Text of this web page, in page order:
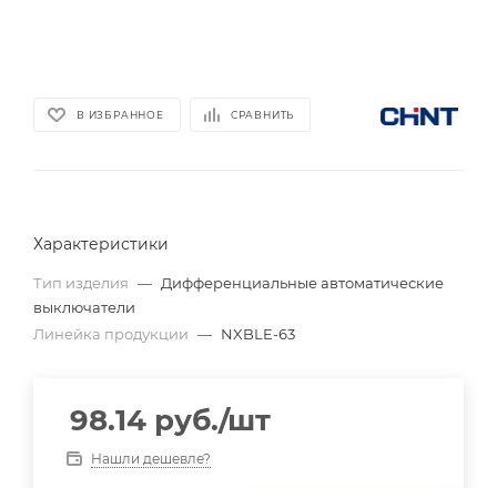
В ИЗБРАННОЕ СРАВНИТЬ
Характеристики
Тип изделия — Дифференциальные автоматические
выключатели
Линейка продукции — NXBLE-63
98.14 руб./шт
Нашли дешевле?